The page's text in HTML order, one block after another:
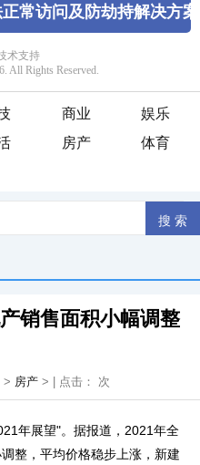
商业
娱乐
房产
体育
销售面积小幅调整
> 房产 > | 点击： 次
年展望"。据报道，2021年全
整，平均价格稳步上涨，新建